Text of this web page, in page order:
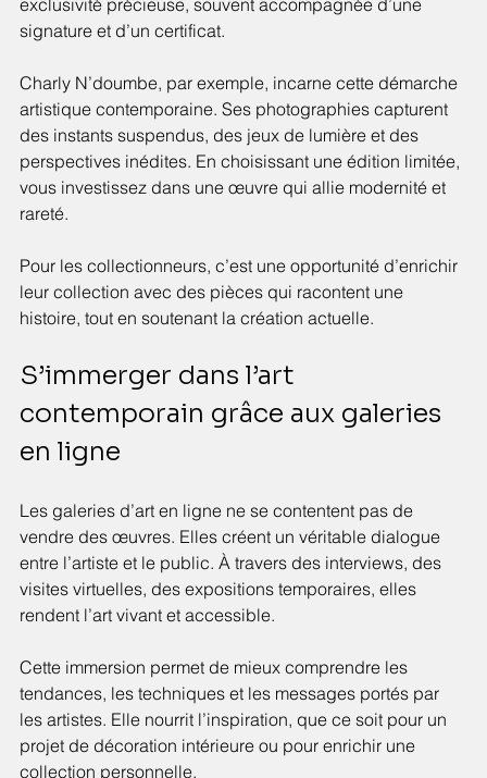
signature et d’un certificat.
Charly N’doumbe, par exemple, incarne cette démarche
artistique contemporaine. Ses photographies capturent
des instants suspendus, des jeux de lumière et des
perspectives inédites. En choisissant une édition limitée,
vous investissez dans une œuvre qui allie modernité et
rareté.
Pour les collectionneurs, c’est une opportunité d’enrichir
leur collection avec des pièces qui racontent une
histoire, tout en soutenant la création actuelle.
S’immerger dans l’art
contemporain grâce aux galeries
en ligne
Les galeries d’art en ligne ne se contentent pas de
vendre des œuvres. Elles créent un véritable dialogue
entre l’artiste et le public. À travers des interviews, des
visites virtuelles, des expositions temporaires, elles
rendent l’art vivant et accessible.
Cette immersion permet de mieux comprendre les
tendances, les techniques et les messages portés par
les artistes. Elle nourrit l’inspiration, que ce soit pour un
projet de décoration intérieure ou pour enrichir une
collection personnelle.